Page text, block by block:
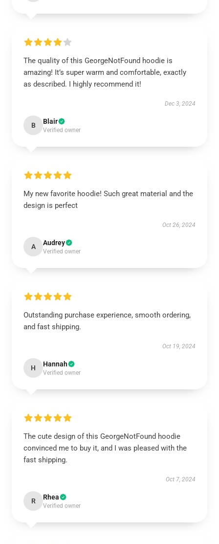
The quality of this GeorgeNotFound hoodie is
amazing! It’s super warm and comfortable, exactly
as described. I highly recommend it!
Dec 3, 2024
B Blair
Verified owner
My new favorite hoodie! Such great material and the
design is perfect
Oct 26, 2024
A Audrey
Verified owner
Outstanding purchase experience, smooth ordering,
and fast shipping.
Oct 19, 2024
H Hannah
Verified owner
The cute design of this GeorgeNotFound hoodie
convinced me to buy it, and I was pleased with the
fast shipping.
Oct 7, 2024
R Rhea
Verified owner